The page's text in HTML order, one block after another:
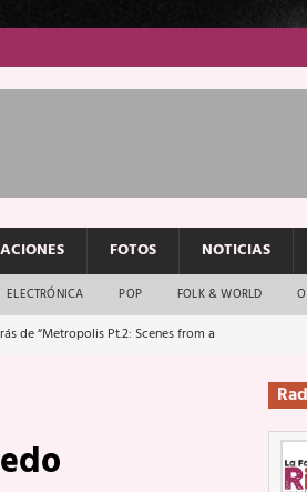
FOTOS NOTICIAS
ELECTRÓNICA POP FOLK & WORLD
de “Metropolis Pt.2: Scenes from a
ENTREVISTAS